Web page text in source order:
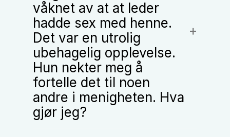
våknet av at at leder
hadde sex med henne.
Det var en utrolig
ubehagelig opplevelse.
Hun nekter meg å
fortelle det til noen
andre i menigheten. Hva
gjør jeg?